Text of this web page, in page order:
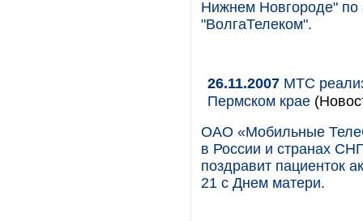
Нижнем Новгороде"
"ВолгаТелеком".
26.11.2007 МТС
Пермском крае
ОАО «Мобильные
в России и странах
поздравит пациенток
21 с Днем матери.